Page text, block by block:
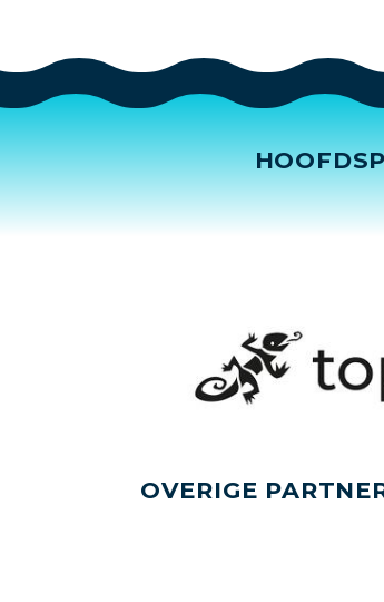
OVERIGE